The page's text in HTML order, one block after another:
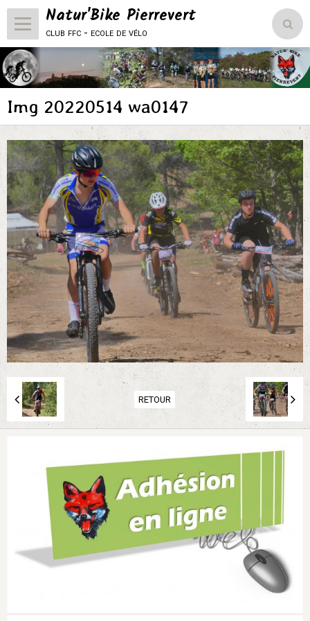
Natur'Bike Pierrevert
club ffc - ecole de vélo
Accueil
Le Club
L'école de vélo
Compétitions
Vie du club
Natur'Bike Pierrevert
Img 20220514 wa0147
RETOUR